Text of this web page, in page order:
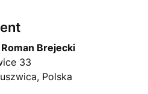
Roman Brejecki
33
Polska